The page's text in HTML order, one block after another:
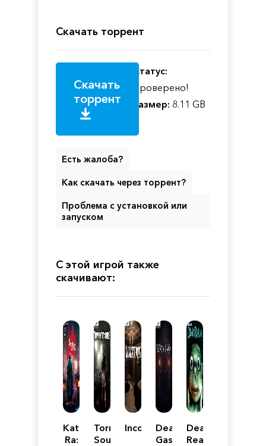
Скачать торрент
Скачать
торрент
Статус:
Проверено!
Размер: 8.11 GB
Есть жалоба?
Как скачать через торрент?
Проблема с установкой или
запуском
С этой игрой также
скачивают:
Katana-
Ra:
Tormented
Souls
Inconsistencies
Death
Gasp
Dead
Realm